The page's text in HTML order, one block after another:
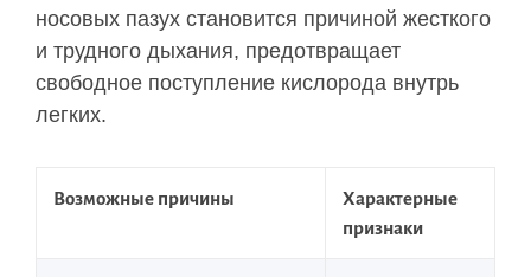
носовых пазух становится причиной жесткого
и трудного дыхания, предотвращает
свободное поступление кислорода внутрь
легких.
Возможные причины
Характерные
признаки